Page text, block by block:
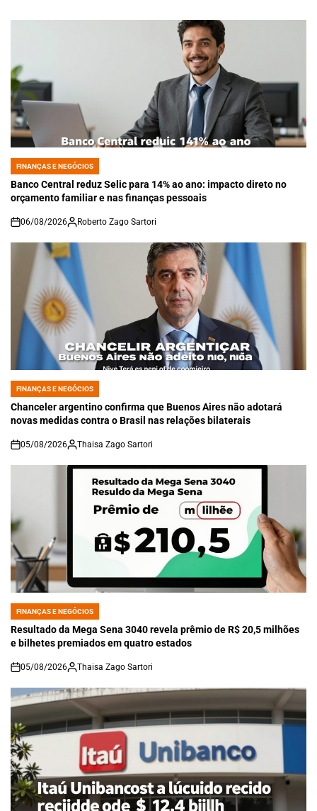
POSTED
IN
FINANÇAS E NEGÓCIOS
Banco Central reduz Selic para 14% ao ano: impacto direto no
orçamento familiar e nas finanças pessoais
on
06/08/2026 Roberto Zago Sartori
POSTED
IN
FINANÇAS E NEGÓCIOS
Chanceler argentino confirma que Buenos Aires não adotará
novas medidas contra o Brasil nas relações bilaterais
on
05/08/2026 Thaisa Zago Sartori
POSTED
IN
FINANÇAS E NEGÓCIOS
Resultado da Mega Sena 3040 revela prêmio de R$ 20,5 milhões
e bilhetes premiados em quatro estados
on
05/08/2026 Thaisa Zago Sartori